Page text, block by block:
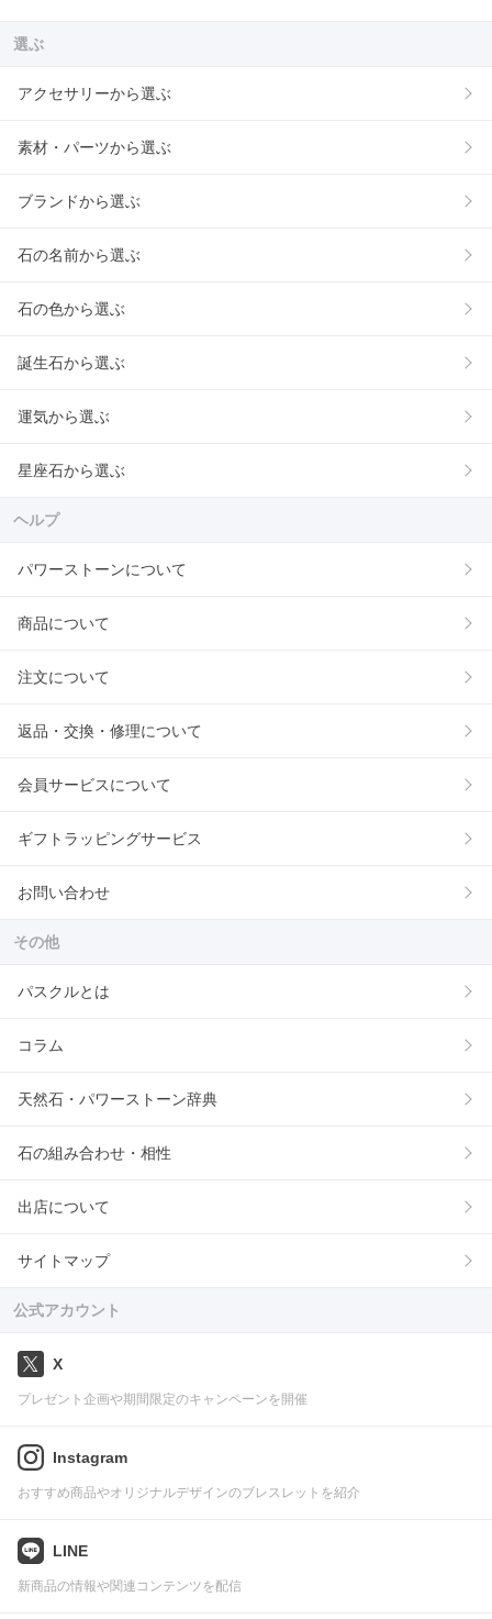
選ぶ
アクセサリーから選ぶ
素材・パーツから選ぶ
ブランドから選ぶ
石の名前から選ぶ
石の色から選ぶ
誕生石から選ぶ
運気から選ぶ
星座石から選ぶ
ヘルプ
パワーストーンについて
商品について
注文について
返品・交換・修理について
会員サービスについて
ギフトラッピングサービス
お問い合わせ
その他
パスクルとは
コラム
天然石・パワーストーン辞典
石の組み合わせ・相性
出店について
サイトマップ
公式アカウント
X
プレゼント企画や期間限定のキャンペーンを開催
Instagram
おすすめ商品やオリジナルデザインのブレスレットを紹介
LINE
新商品の情報や関連コンテンツを配信